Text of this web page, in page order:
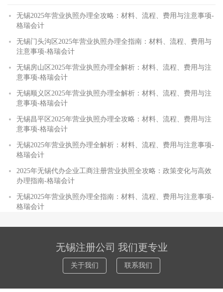
无锡2025年营业执照办理全攻略：材料、流程、费用与注意事项-
格瑞会计
无锡门头沟区2025年营业执照办理全指南：材料、流程、费用与
注意事项-格瑞会计
无锡房山区2025年营业执照办理全解析：材料、流程、费用与注
意事项-格瑞会计
无锡顺义区2025年营业执照办理全解析：材料、流程、费用与注
意事项-格瑞会计
无锡昌平区2025年营业执照办理全攻略：材料、流程、费用与注
意事项-格瑞会计
无锡2025年营业执照办理全解析：材料、流程、费用与注意事项-
格瑞会计
2025年无锡代办企业工商注册营业执照全攻略：政策变化与高效
办理指南-格瑞会计
无锡2025年营业执照办理全指南：材料、流程、费用与注意事项-
格瑞会计
无锡注册公司 我们更专业
关于我们 联系我们